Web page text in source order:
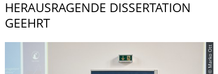
HERAUSRAGENDE DISSERTATION
GEEHRT
© Marko Ott